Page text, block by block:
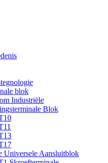
blok
Industriële
Blok
Universele Aansluitblok